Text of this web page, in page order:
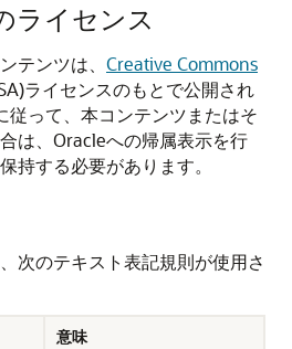
ライセンス
テンツは、 Creative Commons
ライセンスのもとで公開され
従って、本コンテンツまたはそ
は、Oracleへの帰属表示を行
持する必要があります。
次のテキスト表記規則が使用さ
意味